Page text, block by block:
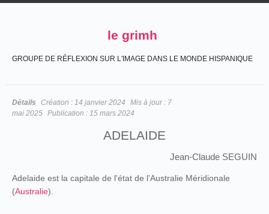
le grimh
GROUPE DE RÉFLEXION SUR L'IMAGE DANS LE MONDE HISPANIQUE
Détails Création : 14 janvier 2024 Mis à jour : 7
mai 2025 Publication : 15 mars 2024
ADELAIDE
Jean-Claude SEGUIN
Adelaide est la capitale de l'état de l'Australie Méridionale
(Australie).